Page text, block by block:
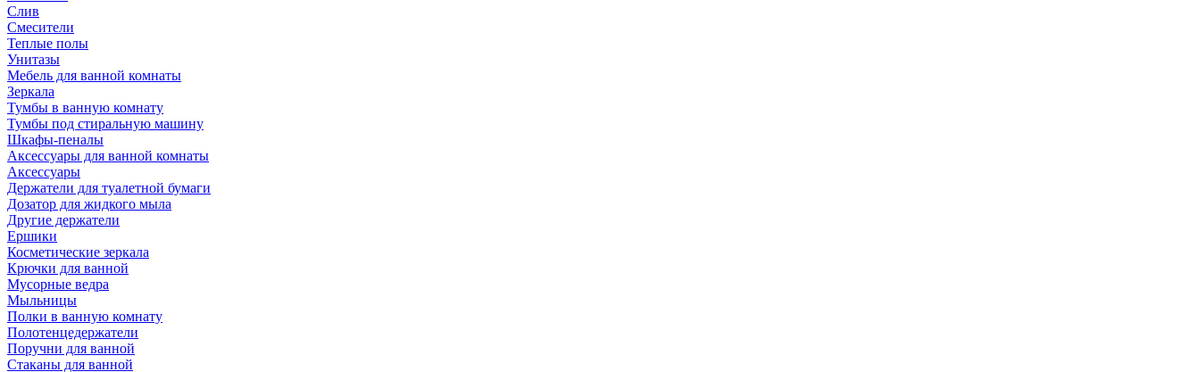
Слив
Смесители
Теплые полы
Унитазы
Мебель для ванной комнаты
Зеркала
Тумбы в ванную комнату
Тумбы под стиральную машину
Шкафы-пеналы
Аксессуары для ванной комнаты
Аксессуары
Держатели для туалетной бумаги
Дозатор для жидкого мыла
Другие держатели
Ершики
Косметические зеркала
Крючки для ванной
Мусорные ведра
Мыльницы
Полки в ванную комнату
Полотенцедержатели
Поручни для ванной
Стаканы для ванной